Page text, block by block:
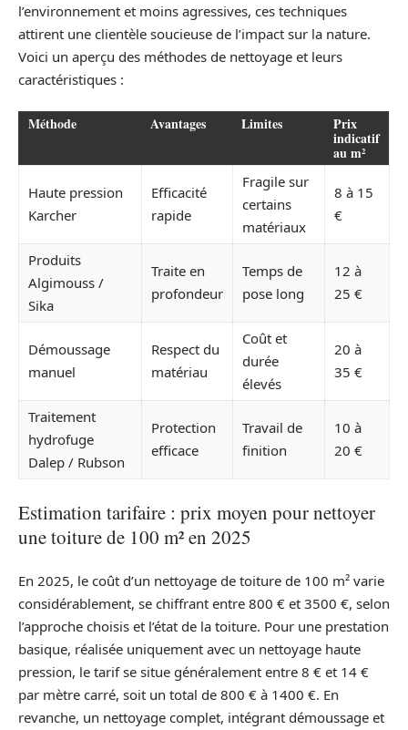
l’environnement et moins agressives, ces techniques
attirent une clientèle soucieuse de l’impact sur la nature.
Voici un aperçu des méthodes de nettoyage et leurs
caractéristiques :
Méthode Avantages Limites Prix
indicatif
au m²
Haute pression
Karcher
Efficacité
rapide
Fragile sur
certains
matériaux
8 à 15
€
Produits
Algimouss /
Sika
Traite en
profondeur
Temps de
pose long
12 à
25 €
Démoussage
manuel
Respect du
matériau
Coût et
durée
élevés
20 à
35 €
Traitement
hydrofuge
Dalep / Rubson
Protection
efficace
Travail de
finition
10 à
20 €
Estimation tarifaire : prix moyen pour nettoyer
une toiture de 100 m² en 2025
En 2025, le coût d’un nettoyage de toiture de 100 m² varie
considérablement, se chiffrant entre 800 € et 3500 €, selon
l’approche choisis et l’état de la toiture. Pour une prestation
basique, réalisée uniquement avec un nettoyage haute
pression, le tarif se situe généralement entre 8 € et 14 €
par mètre carré, soit un total de 800 € à 1400 €. En
revanche, un nettoyage complet, intégrant démoussage et